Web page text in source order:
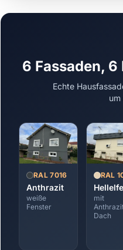
6 Fassaden,
Echte
RAL 7016
Anthrazit
weiße
Fenster
RAL
mit
Dach